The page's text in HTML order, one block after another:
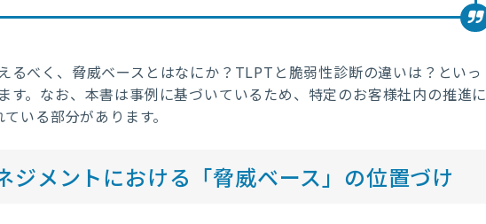
るべく、脅威ベースとはなにか？ TLPT と脆弱性診断の違いは？といっ
す。なお、本書は事例に基づいているため、特定のお客様社内の推進に
いる部分があります。
ジメントにおける「脅威ベース」の位置づけ